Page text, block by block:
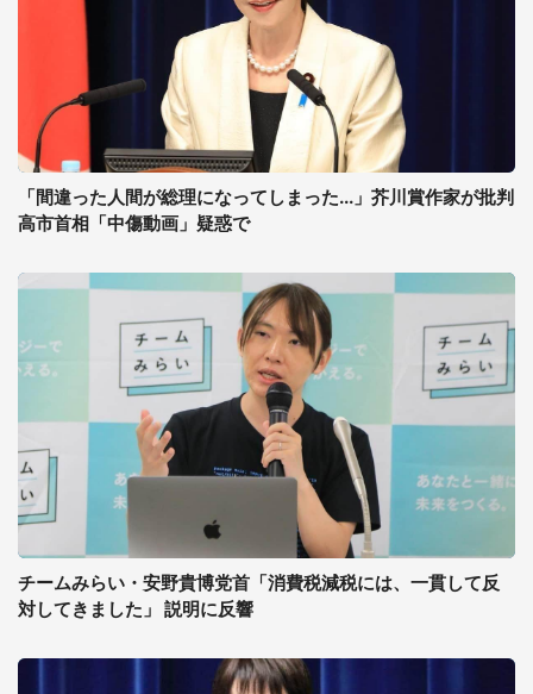
「間違った人間が総理になってしまった...」芥川賞作家が批判
高市首相「中傷動画」疑惑で
チームみらい・安野貴博党首「消費税減税には、一貫して反
対してきました」 説明に反響